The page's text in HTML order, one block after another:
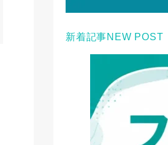
新着記事NEW POST